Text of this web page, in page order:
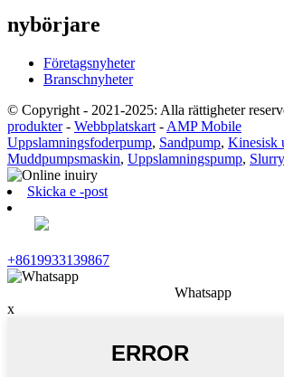
nybörjare
Företagsnyheter
Branschnyheter
© Copyright - 2021-2025: Alla rättigheter
produkter- Webbplatskart - AMP Mobile
Uppslamningsfoderpump, Sandpump, Kinesisk
Muddpumpsmaskin, Uppslamningspump,
Skicka e -post
+8619933139867
Whatsapp
x